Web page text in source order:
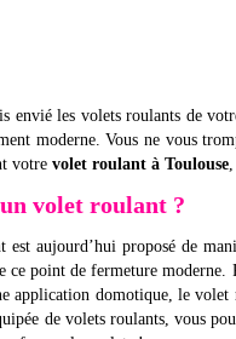
envié les volets roulants de
moderne. Vous ne vous
votre volet roulant à Toulouse
volet roulant ?
aujourd’hui proposé de
ce point de fermeture
application domotique, le volet
de volets roulants, vous